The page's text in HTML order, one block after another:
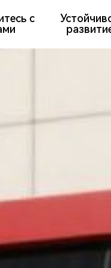
Пресс-формы и детали,
с